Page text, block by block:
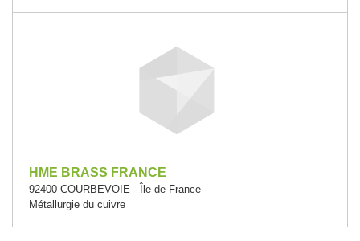
HME BRASS FRANCE
92400 COURBEVOIE - Île-de-France
Métallurgie du cuivre